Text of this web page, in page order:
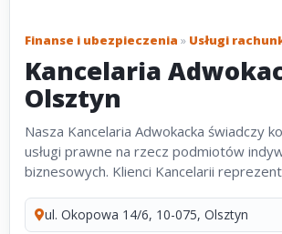
Finanse i ubezpieczenia » Usługi
Kancelaria
Olsztyn
Nasza Kancelaria Adwokacka świadczy
usługi prawne na rzecz podmiotów
biznesowych. Klienci Kancelarii
postępowania przed sądami wszystkich
ul. Okopowa 14/6, 10-075, Olsztyn